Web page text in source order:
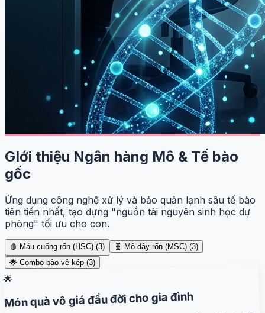
GIới thiệu Ngân hàng Mô & Tế bào
gốc
Ứng dụng công nghệ xử lý và bảo quản lạnh sâu tế bào
tiên tiến nhất, tạo dựng "nguồn tài nguyên sinh học dự
phòng" tối ưu cho con.
🩸 Máu cuống rốn (HSC) (3) 🧬 Mô dây rốn (MSC) (3)
🌟 Combo bảo vệ kép (3)
🌟
Món quà vô giá đầu đời cho gia đình